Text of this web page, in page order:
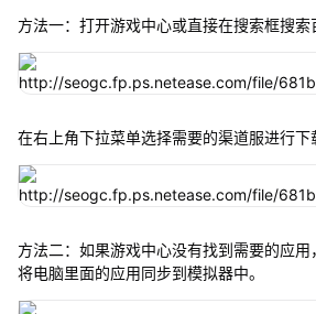
方法一：打开游戏中心或直接在搜索框搜索
在右上角下拉菜单选择需要的渠道服进行下
方法二：如果游戏中心没有找到需要的应用
将电脑里面的应用同步到模拟器中。